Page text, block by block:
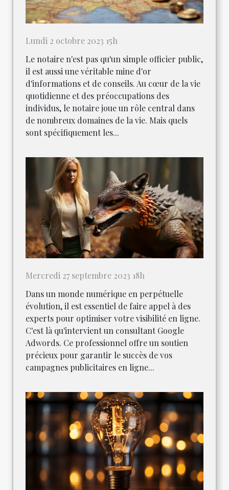
Lundi 2 octobre 2023 15h
Le notaire n'est pas qu'un simple officier public,
il est aussi une véritable mine d'or
d'informations et de conseils. Au cœur de la vie
quotidienne et des préoccupations des
individus, le notaire joue un rôle central dans
de nombreux domaines de la vie. Mais quels
sont spécifiquement les...
Mercredi 27 septembre 2023 18h
Dans un monde numérique en perpétuelle
évolution, il est essentiel de faire appel à des
experts pour optimiser votre visibilité en ligne.
C'est là qu'intervient un consultant Google
Adwords. Ce professionnel offre un soutien
précieux pour garantir le succès de vos
campagnes publicitaires en ligne...